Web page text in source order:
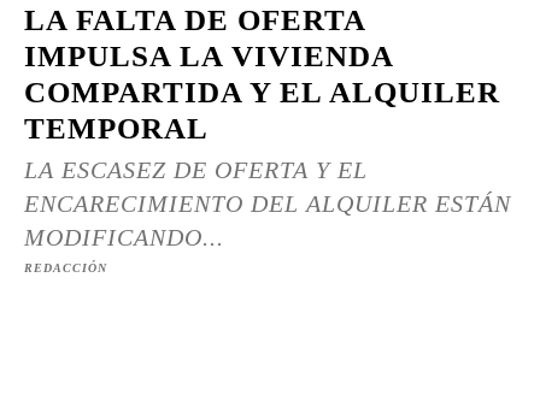
LA FALTA DE OFERTA
IMPULSA LA VIVIENDA
COMPARTIDA Y EL ALQUILER
TEMPORAL
LA ESCASEZ DE OFERTA Y EL
ENCARECIMIENTO DEL ALQUILER ESTÁN
MODIFICANDO...
REDACCIÓN